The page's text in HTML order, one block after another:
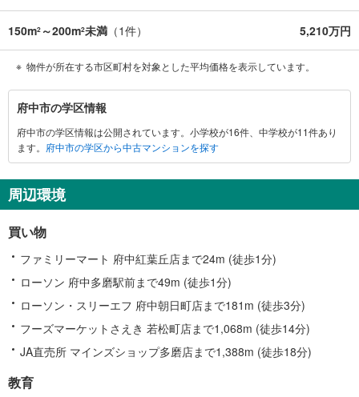
150m2 ～200m2未満 （1件） 5,210万円
物件が所在する市区町村を対象とした平均価格を表示しています。
府
中
市
に
す
る
報
府中市の学区情報
府中市の学区情報は公開されています。小学校が16件、中学校が11件あり
ます。 府中市の学区から中古マンションを探す
周辺環境
買い物
ファミリーマート 府中紅葉丘店まで24m (徒歩1分)
ローソン 府中多磨駅前まで49m (徒歩1分)
ローソン・スリーエフ 府中朝日町店まで181m (徒歩3分)
フーズマーケットさえき 若松町店まで1,068m (徒歩14分)
JA直売所 マインズショップ多磨店まで1,388m (徒歩18分)
教育